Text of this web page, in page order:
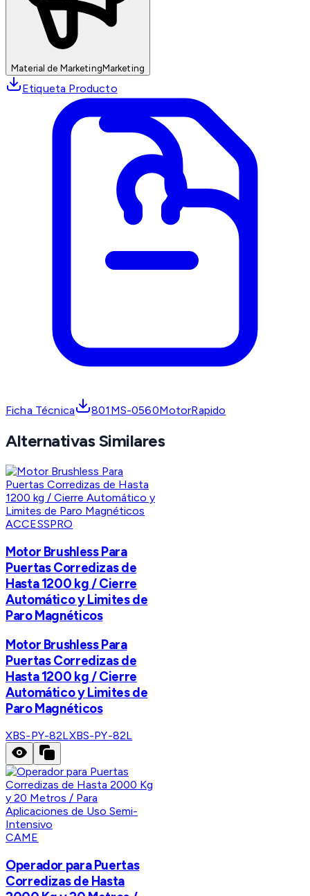
Material de MarketingMarketing
Etiqueta Producto
Ficha Técnica 801MS-0560MotorRapido
Alternativas Similares
ACCESSPRO
Motor Brushless Para
Puertas Corredizas de
Hasta 1200 kg / Cierre
Automático y Limites de
Paro Magnéticos
Motor Brushless Para
Puertas Corredizas de
Hasta 1200 kg / Cierre
Automático y Limites de
Paro Magnéticos
XBS-PY-82LXBS-PY-82L
CAME
Operador para Puertas
Corredizas de Hasta